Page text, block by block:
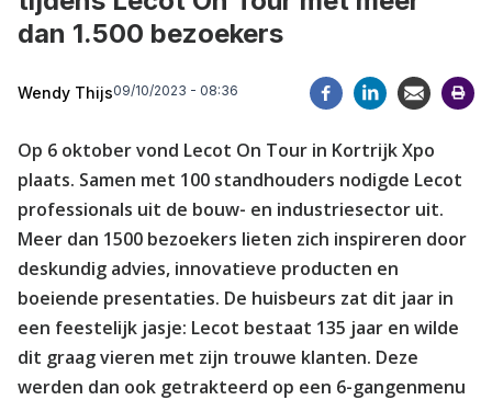
dan 1.500 bezoekers
Wendy Thijs09/10/2023 - 08:36
Op 6 oktober vond Lecot On Tour in Kortrijk Xpo
plaats. Samen met 100 standhouders nodigde Lecot
professionals uit de bouw- en industriesector uit.
Meer dan 1500 bezoekers lieten zich inspireren door
deskundig advies, innovatieve producten en
boeiende presentaties. De huisbeurs zat dit jaar in
een feestelijk jasje: Lecot bestaat 135 jaar en wilde
dit graag vieren met zijn trouwe klanten. Deze
werden dan ook getrakteerd op een 6-gangenmenu